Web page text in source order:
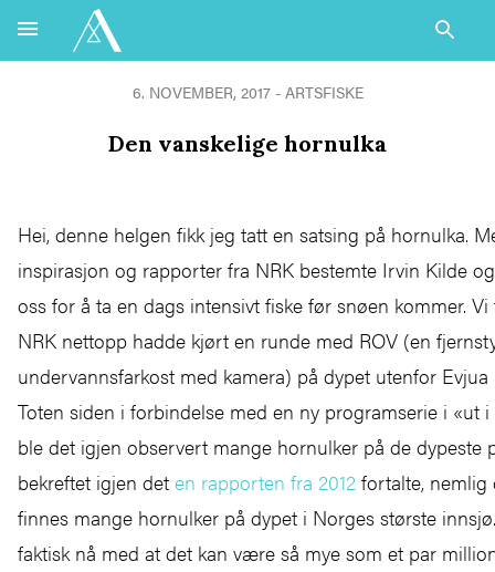
6. NOVEMBER, 2017 - ARTSFISKE
Den vanskelige hornulka
Hei, denne helgen fikk jeg tatt en satsing på hornulka.
inspirasjon og rapporter fra NRK bestemte Irvin Kilde
oss for å ta en dags intensivt fiske før snøen kommer. Vi
NRK nettopp hadde kjørt en runde med ROV (en
undervannsfarkost med kamera) på dypet utenfor
Toten siden i forbindelse med en ny programserie i «ut
ble det igjen observert mange hornulker på de dypeste
bekreftet igjen det en rapporten fra 2012 fortalte, nemlig
finnes mange hornulker på dypet i Norges største
faktisk nå med at det kan være så mye som et par